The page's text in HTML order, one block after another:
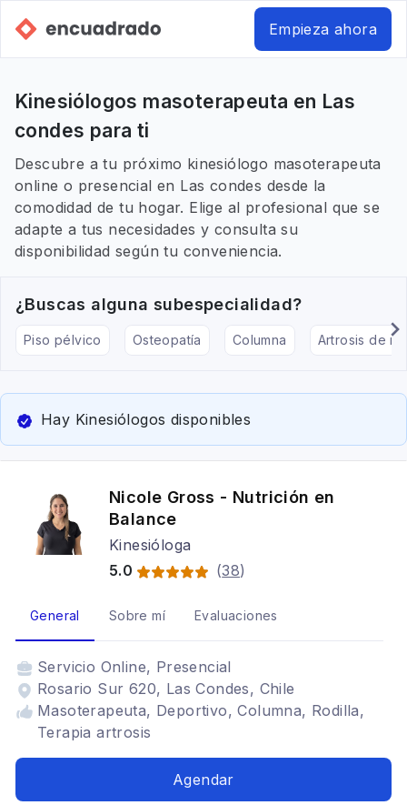
Empieza ahora
Kinesiólogos masoterapeuta en Las
condes para ti
Descubre a tu próximo kinesiólogo masoterapeuta
online o presencial en Las condes desde la
comodidad de tu hogar. Elige al profesional que se
adapte a tus necesidades y consulta su
disponibilidad según tu conveniencia.
¿Buscas alguna subespecialidad?
Piso pélvico Osteopatía Columna Artrosis de
Hay Kinesiólogos disponibles
Nicole Gross - Nutrición en
Balance
Kinesióloga
5.0
(38)
General Sobre mí Evaluaciones
Servicio Online, Presencial
Rosario Sur 620, Las Condes, Chile
Masoterapeuta, Deportivo, Columna, Rodilla,
Terapia artrosis
Agendar